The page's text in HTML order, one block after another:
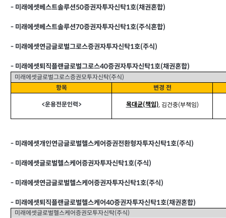
- 미래에셋베스트솔루션50증권자투자신탁1호(채권혼합)
- 미래에셋베스트솔루션70증권자투자신탁1호(주식혼합)
- 미래에셋연금글로벌그로스증권자투자신탁1호(주식)
- 미래에셋퇴직플랜글로벌그로스40증권자투자신탁1호(채권혼합)
미래에셋글로벌그로스증권모투자신탁(주식)
항목
변경 전
<운용전문인력> 목대균(책임), 김건중(부책임)
- 미래에셋개인연금글로벌헬스케어증권전환형자투자신탁1호(주식)
- 미래에셋글로벌헬스케어증권자투자신탁1호(주식)
- 미래에셋연금글로벌헬스케어증권자투자신탁1호(주식)
- 미래에셋퇴직플랜글로벌헬스케어40증권자투자신탁1호(채권혼합)
미래에셋글로벌헬스케어증권모투자신탁(주식)